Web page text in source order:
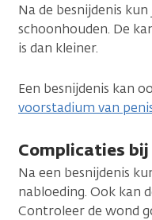
Na de besnijdenis
schoonhouden. De
is dan kleiner.
Een besnijdenis kan
voorstadium van
Complicaties
Na een besnijdenis
nabloeding. Ook kan
Controleer de wond